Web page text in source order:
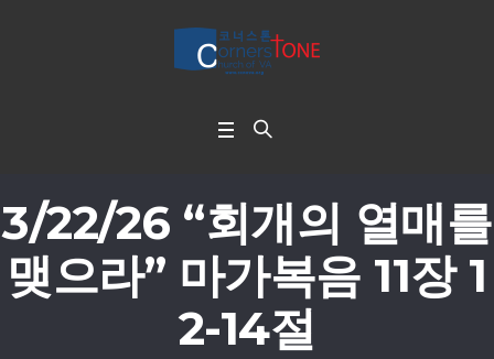
3/22/26 “회개의 열매를
맺으라” 마가복음 11장 1
2-14절